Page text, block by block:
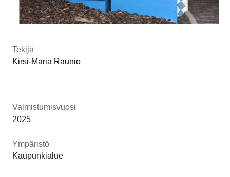
Tekijä
Kirsi-Maria Raunio
Valmistumisvuosi
2025
Ympäristö
Kaupunkialue